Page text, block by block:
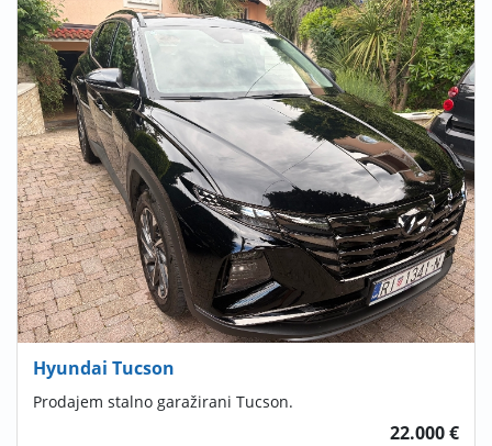
Hyundai Tucson
Prodajem stalno garažirani Tucson.
22.000 €